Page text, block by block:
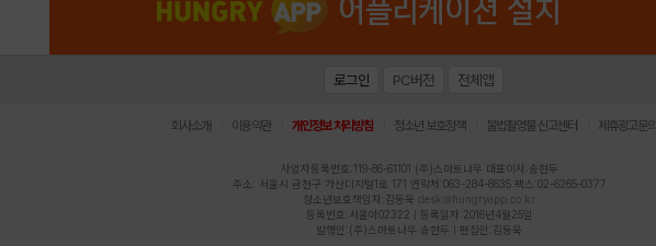
로그인 PC버전 전체앱
회사소개 이용약관 개인정보 처리방침 청소년 보호정책 불법촬영물 신고센터 제휴광고문의
사업자등록번호:119-86-61101 (주)스마트나우 대표이사:송현두
주소: 서울시 금천구 가산디지털1로 171 연락처:063-284-8635 팩스:02-6265-0377
청소년보호책임자:김동욱 desk@hungryapp.co.kr
등록번호:서울아02322 | 등록일자:2016년4월25일
발행인:(주)스마트나우 송현두 | 편집인:김동욱